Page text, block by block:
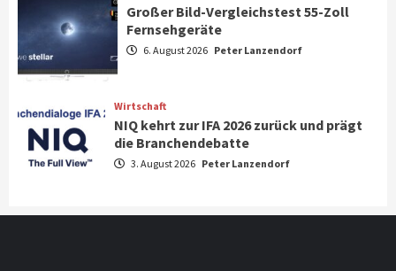
Aktuell Audio
Marantz erweitert sein Heimkino-
Portfolio mit der neue CINEMA Serie 2
News aus dem Internet
Großer Bild-Vergleichstest 55-Zoll
Fernsehgeräte
Großer Bild-Vergleichstest 55-Zoll
Fernsehgeräte
6. August 2026 Peter Lanzendorf
Wirtschaft
NIQ kehrt zur IFA 2026 zurück und prägt
die Branchendebatte
3. August 2026 Peter Lanzendorf